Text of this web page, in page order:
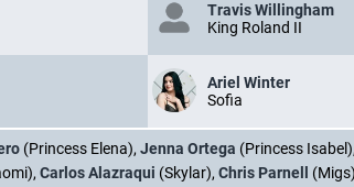
Travis Willingham
King Roland II
Ariel Winter
Sofia
(Princess Elena), Jenna Ortega (Princess Isabel),
Carlos Alazraqui (Skylar), Chris Parnell